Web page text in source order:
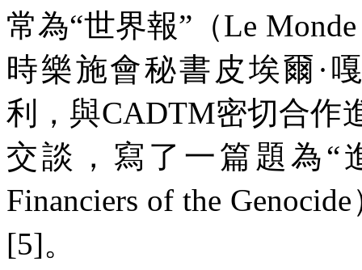
常為“世界報”（Le
時樂施會秘書皮埃爾·
利，與CADTM密切合作
交談，寫了一篇題為“
Financiers of the Genocide
[5]。